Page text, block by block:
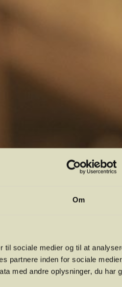
Om
til sociale medier og til at
partnere inden for sociale
med andre oplysninger, du har